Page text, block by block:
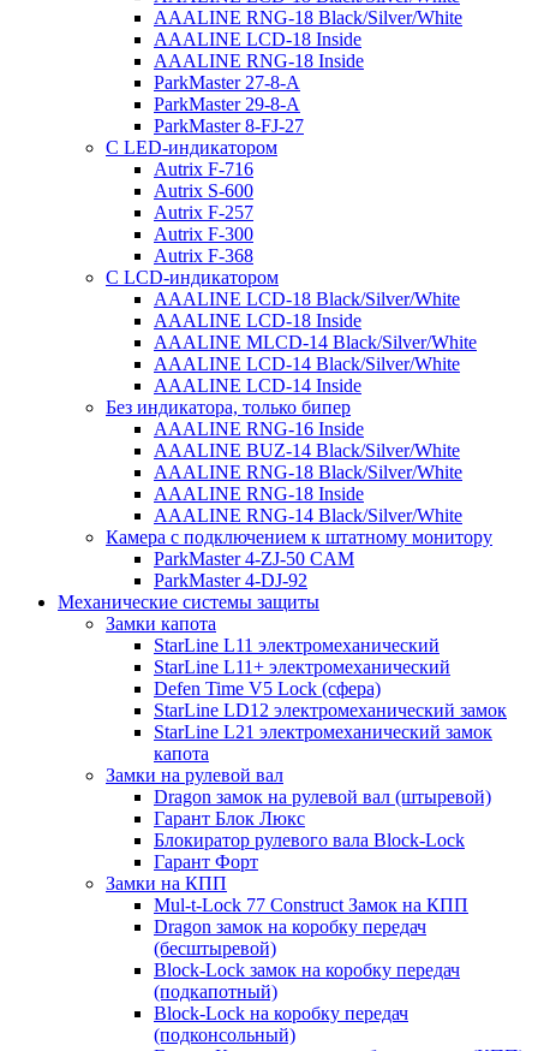
AAALINE RNG-18 Black/Silver/White
AAALINE LCD-18 Inside
AAALINE RNG-18 Inside
ParkMaster 27-8-A
ParkMaster 29-8-A
ParkMaster 8-FJ-27
С LED-индикатором
Autrix F-716
Autrix S-600
Autrix F-257
Autrix F-300
Autrix F-368
С LCD-индикатором
AAALINE LCD-18 Black/Silver/White
AAALINE LCD-18 Inside
AAALINE MLCD-14 Black/Silver/White
AAALINE LCD-14 Black/Silver/White
AAALINE LCD-14 Inside
Без индикатора, только бипер
AAALINE RNG-16 Inside
AAALINE BUZ-14 Black/Silver/White
AAALINE RNG-18 Black/Silver/White
AAALINE RNG-18 Inside
AAALINE RNG-14 Black/Silver/White
Камера с подключением к штатному монитору
ParkMaster 4-ZJ-50 CAM
ParkMaster 4-DJ-92
Механические системы защиты
Замки капота
StarLine L11 электромеханический
StarLine L11+ электромеханический
Defen Time V5 Lock (сфера)
StarLine LD12 электромеханический замок
StarLine L21 электромеханический замок
капота
Замки на рулевой вал
Dragon замок на рулевой вал (штыревой)
Гарант Блок Люкс
Блокиратор рулевого вала Block-Lock
Гарант Форт
Замки на КПП
Mul-t-Lock 77 Construct Замок на КПП
Dragon замок на коробку передач
(бесштыревой)
Block-Lock замок на коробку передач
(подкапотный)
Block-Lock на коробку передач
(подконсольный)